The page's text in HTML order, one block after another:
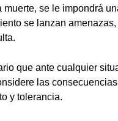
se le impondrá
se lanzan
que ante cualquier
las
y tolerancia.